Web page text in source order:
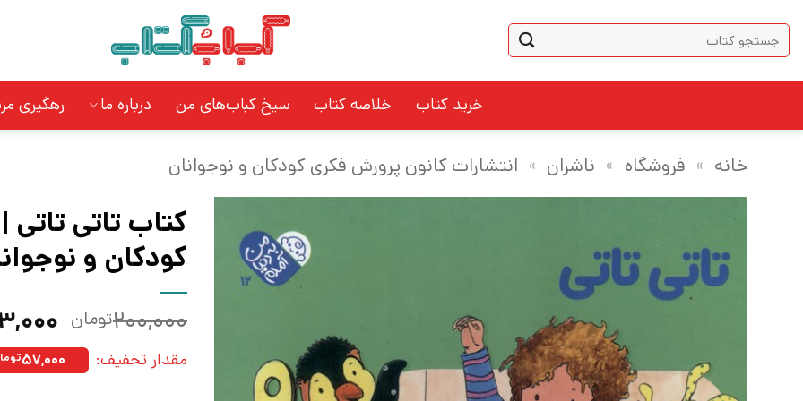
content
جستجو
برای:
خرید کتاب خلاصه کتاب سیخ کباب‌های من درباره ما رهگیری
خانه » فروشگاه » ناشران » انتشارات کانون پرورش فکری کودکان و نوجوانان
کتاب تاتی‌ تاتی
کودکان و
۲۰۰,۰۰۰تومان قیمت
اصلی: مقدار تخفیف: ۵۷,۰۰۰